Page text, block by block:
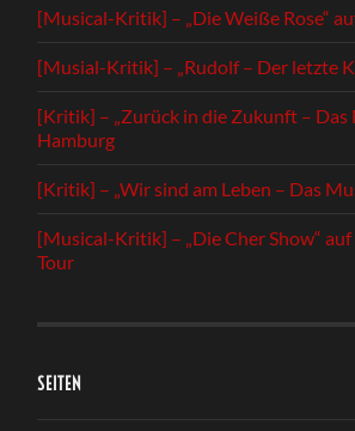
[Musical-Kritik] – „Die Weiße Rose“
[Musial-Kritik] – „Rudolf – Der letzte
[Kritik] – „Zurück in die Zukunft – Das
Hamburg
[Kritik] – „Wir sind am Leben – Das
[Musical-Kritik] – „Die Cher Show“
Tour
SEITEN